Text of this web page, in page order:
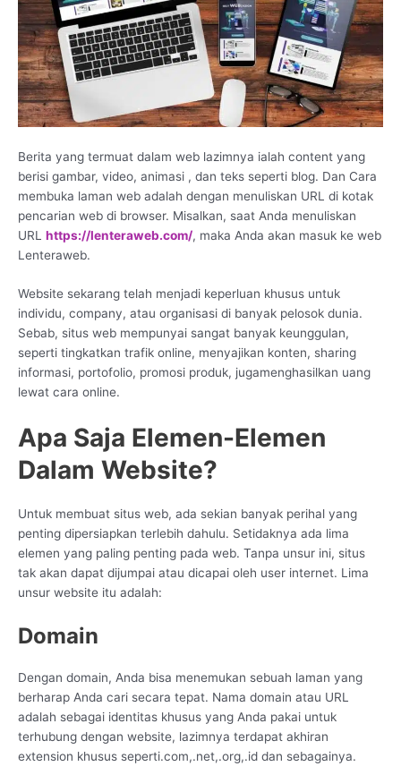
Berita yang termuat dalam web lazimnya ialah content yang
berisi gambar, video, animasi , dan teks seperti blog. Dan Cara
membuka laman web adalah dengan menuliskan URL di kotak
pencarian web di browser. Misalkan, saat Anda menuliskan
URL https://lenteraweb.com/, maka Anda akan masuk ke web
Lenteraweb.
Website sekarang telah menjadi keperluan khusus untuk
individu, company, atau organisasi di banyak pelosok dunia.
Sebab, situs web mempunyai sangat banyak keunggulan,
seperti tingkatkan trafik online, menyajikan konten, sharing
informasi, portofolio, promosi produk, jugamenghasilkan uang
lewat cara online.
Apa Saja Elemen-Elemen
Dalam Website?
Untuk membuat situs web, ada sekian banyak perihal yang
penting dipersiapkan terlebih dahulu. Setidaknya ada lima
elemen yang paling penting pada web. Tanpa unsur ini, situs
tak akan dapat dijumpai atau dicapai oleh user internet. Lima
unsur website itu adalah:
Domain
Dengan domain, Anda bisa menemukan sebuah laman yang
berharap Anda cari secara tepat. Nama domain atau URL
adalah sebagai identitas khusus yang Anda pakai untuk
terhubung dengan website, lazimnya terdapat akhiran
extension khusus seperti.com,.net,.org,.id dan sebagainya.